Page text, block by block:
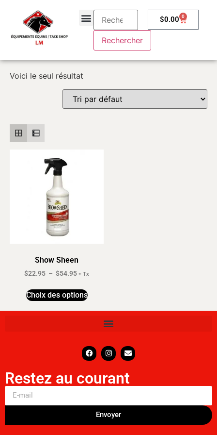
$0.00 0
Voici le seul résultat
Show Sheen
$22.95 – $54.95 + Tx
Choix des options
Restez au courant
Envoyer